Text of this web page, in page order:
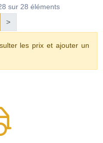
sur 28 éléments
>
les prix et ajouter un